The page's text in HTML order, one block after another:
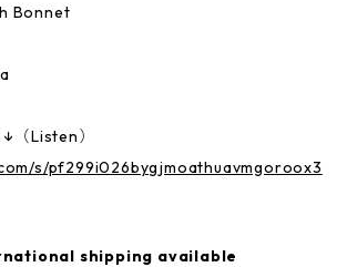
Bonnet
（Listen）
s/pf299i026bygjmoathuavmgoroox3
shipping available